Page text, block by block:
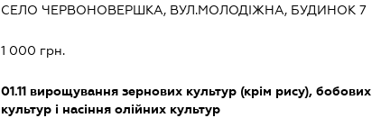
СЕЛО ЧЕРВОНОВЕРШКА, ВУЛ.МОЛОДІЖНА, БУДИНОК 7
1 000 грн.
01.11 вирощування зернових культур (крім рису), бобових
культур і насіння олійних культур